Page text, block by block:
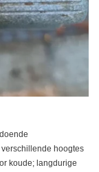
hoogtes
koude; langdurige